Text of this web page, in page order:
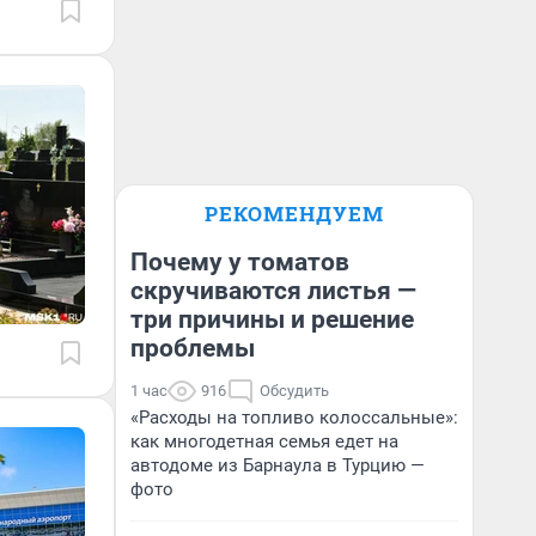
РЕКОМЕНДУЕМ
Почему у томатов
скручиваются листья —
три причины и решение
проблемы
1 час 916 Обсудить
«Расходы на топливо колоссальные»:
как многодетная семья едет на
автодоме из Барнаула в Турцию —
фото